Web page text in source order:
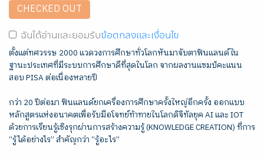
CHECKED OUT
ฉันได้อ่านและยอมรับข้อตกลงและเงื่อนไข
ตั้งแต่ทศวรรษ 2000 แวดวงการศึกษาทั่วโลกหันมาจับตาฟินแลนด์ใน
ฐานะประเทศที่มีระบบการศึกษาดีที่สุดในโลก จากผลงานแชมป์คะแนน
สอบ PISA ต่อเนื่องหลายปี
กว่า 20 ปีต่อมา ฟินแลนด์ยกเครื่องการศึกษาครั้งใหญ่อีกครั้ง ออกแบบ
หลักสูตรแห่งอนาคตเพื่อรับมือโจทย์ท้าทายในโลกดิจิทัลยุค AI และ IOT
ด้วยการเรียนรู้เชิงรุกผ่านการสร้างความรู้ (KNOWLEDGE CREATION) ที่การ
“รู้ได้อย่างไร” สำคัญกว่า “รู้อะไร”